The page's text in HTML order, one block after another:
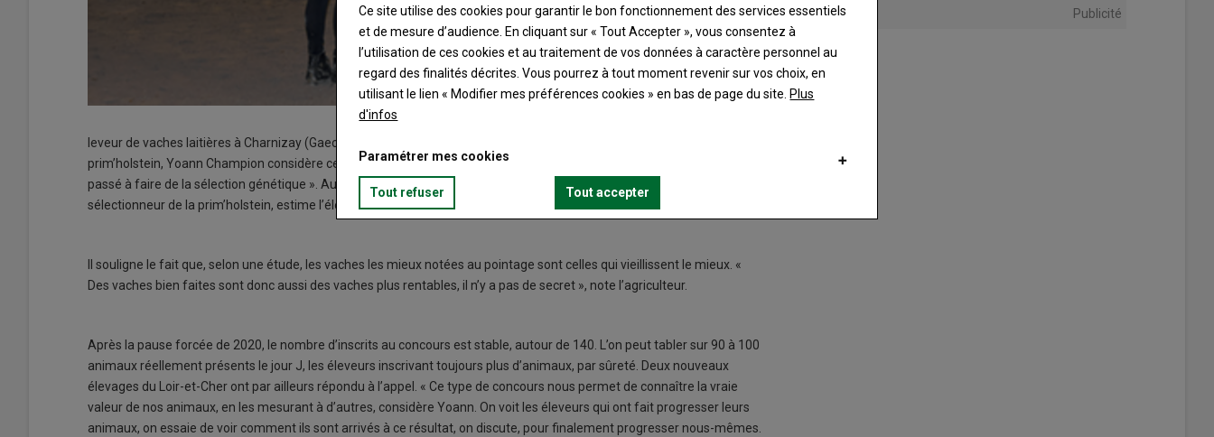
leveur de vaches laitières à Charnizay (Gaec Raguin) et référent départemental pour l’organisation du concours de
prim’holstein, Yoann Champion considère ce concours comme « le moyen de voir le fruit de notre travail, du temps
passé à faire de la sélection génétique ». Aucune retombée financière, mais « c’est une reconnaissance en tant que
sélectionneur de la prim’holstein, estime l’éleveur. Pour moi c’est un plaisir de travailler avec de beaux animaux. »
Il souligne le fait que, selon une étude, les vaches les mieux notées au pointage sont celles qui vieillissent le mieux. «
Des vaches bien faites sont donc aussi des vaches plus rentables, il n’y a pas de secret », note l’agriculteur.
Après la pause forcée de 2020, le nombre d’inscrits au concours est stable, autour de 140. L’on peut tabler sur 90 à 100
animaux réellement présents le jour J, les éleveurs inscrivant toujours plus d’animaux, par sûreté. Deux nouveaux
élevages du Loir-et-Cher ont par ailleurs répondu à l’appel. « Ce type de concours nous permet de connaître la vraie
valeur de nos animaux, en les mesurant à d’autres, considère Yoann. On voit les éleveurs qui ont fait progresser leurs
animaux, on essaie de voir comment ils sont arrivés à ce résultat, on discute, pour finalement progresser nous-mêmes.
Publicité
Ce site utilise des cookies pour garantir le bon fonctionnement des services essentiels
et de mesure d’audience. En cliquant sur « Tout Accepter », vous consentez à
l’utilisation de ces cookies et au traitement de vos données à caractère personnel au
regard des finalités décrites. Vous pourrez à tout moment revenir sur vos choix, en
utilisant le lien « Modifier mes préférences cookies » en bas de page du site. Plus
d'infos
Paramétrer mes cookies
Tout refuser Tout accepter